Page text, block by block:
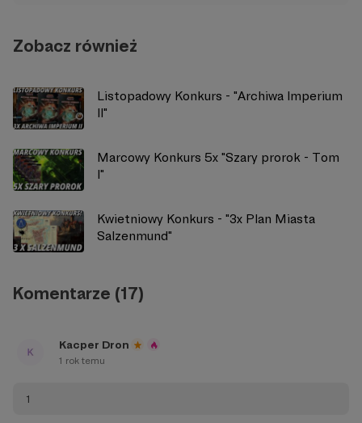
Zobacz również
Listopadowy Konkurs - "Archiwa Imperium
II"
Marcowy Konkurs 5x "Szary prorok - Tom
I"
Kwietniowy Konkurs - "3x Plan Miasta
Salzenmund"
Komentarze (17)
Kacper Dron
1 rok temu
1